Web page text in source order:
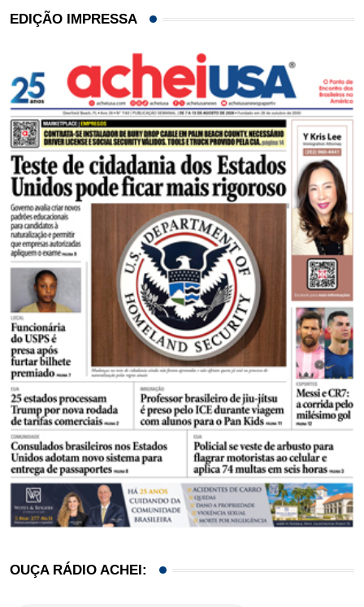
EDIÇÃO IMPRESSA
OUÇA RÁDIO ACHEI: